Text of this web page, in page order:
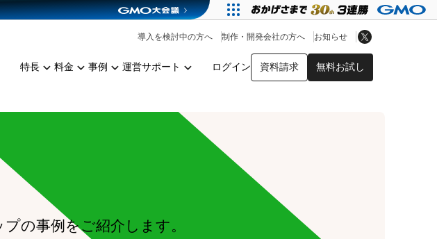
特長 料金 事例 運営サポート ログイン 資料請求 無料お試し
導入を検討中の方へ 制作・開発会社の方へ お知らせ
貨販売 アプリストア
金シミュレーション
ミュニティイベントCarty
の事例をご紹介します。